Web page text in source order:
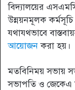
বিদ্যালয়ের
উন্নয়নমূলক
যথাযথভাবে
আয়োজনকরা হয়।
মতবিনিময় সভায়
সভাপতি ও জেকেএ